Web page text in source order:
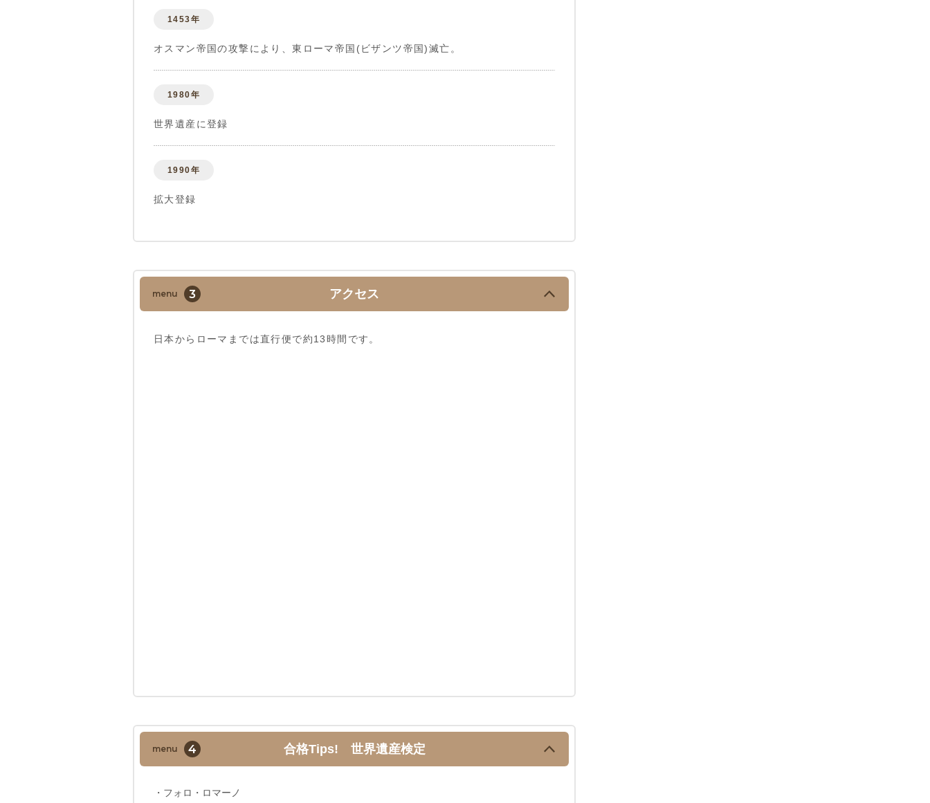
1453年
オスマン帝国の攻撃により、東ローマ帝国(ビザンツ帝国)滅亡。
1980年
世界遺産に登録
1990年
拡大登録
menu 3 アクセス
日本からローマまでは直行便で約13時間です。
menu 4 合格Tips! 世界遺産検定
・フォロ・ロマーノ